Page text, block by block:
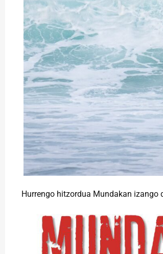
Hurrengo hitzordua Mundakan izango